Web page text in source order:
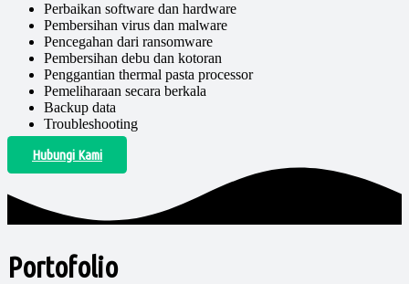
Perbaikan software dan hardware
Pembersihan virus dan malware
Pencegahan dari ransomware
Pembersihan debu dan kotoran
Penggantian thermal pasta processor
Pemeliharaan secara berkala
Backup data
Troubleshooting
Hubungi Kami
Portofolio